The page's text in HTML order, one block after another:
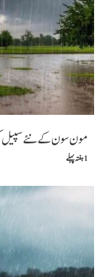
مون سون کے نئے سپیل
1 ہفتہ پہلے